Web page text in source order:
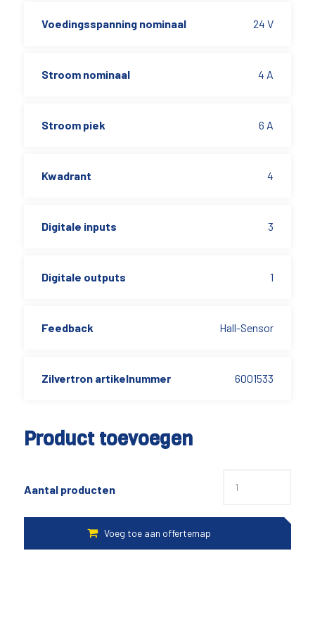
Product toevoegen
Aantal producten
Voedingsspanning nominaal 24 V
Stroom nominaal 4 A
Stroom piek 6 A
Kwadrant 4
Digitale inputs 3
Digitale outputs 1
Feedback Hall-Sensor
Zilvertron artikelnummer 6001533